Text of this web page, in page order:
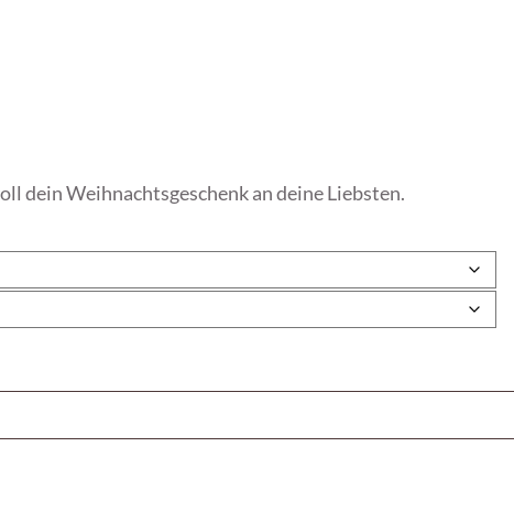
dein Weihnachtsgeschenk an deine Liebsten.